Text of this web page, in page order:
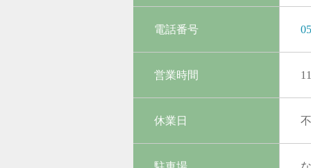
電話番号
営業時間
休業日